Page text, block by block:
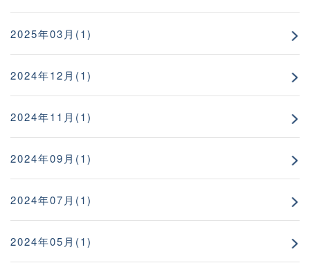
2025年03月(1)
2024年12月(1)
2024年11月(1)
2024年09月(1)
2024年07月(1)
2024年05月(1)